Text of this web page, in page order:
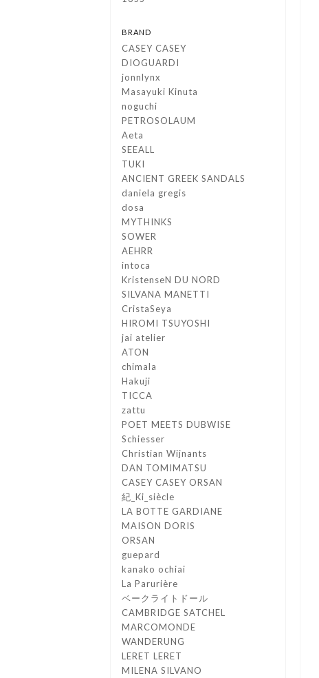
BRAND
CASEY CASEY
DIOGUARDI
jonnlynx
Masayuki Kinuta
noguchi
PETROSOLAUM
Aeta
SEEALL
TUKI
ANCIENT GREEK SANDALS
daniela gregis
dosa
MYTHINKS
SOWER
AEHRR
intoca
KristenseN DU NORD
SILVANA MANETTI
CristaSeya
HIROMI TSUYOSHI
jai atelier
ATON
chimala
Hakuji
TICCA
zattu
POET MEETS DUBWISE
Schiesser
Christian Wijnants
DAN TOMIMATSU
CASEY CASEY ORSAN
紀_Ki_siècle
LA BOTTE GARDIANE
MAISON DORIS
ORSAN
guepard
kanako ochiai
La Parurière
ベークライトドール
CAMBRIDGE SATCHEL
MARCOMONDE
WANDERUNG
LERET LERET
MILENA SILVANO